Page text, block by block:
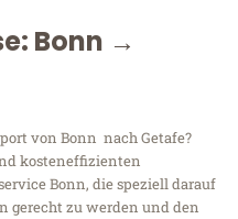
Bonn →
von Bonn nach Getafe?
kosteneffizienten
Bonn, die speziell darauf
gerecht zu werden und den